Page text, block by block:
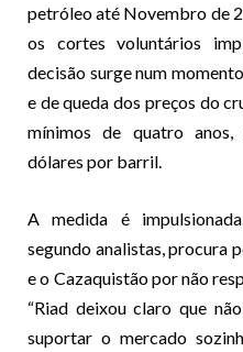
petróleo até Novembro de
os cortes voluntários
decisão surge num
e de queda dos preços do
mínimos de quatro
dólares por barril.
A medida é
segundo analistas, procura
e o Cazaquistão por não
“Riad deixou claro que
suportar o mercado